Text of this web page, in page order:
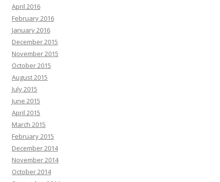
April 2016
February 2016
January 2016
December 2015
November 2015
October 2015
August 2015
July 2015
June 2015
April 2015
March 2015
February 2015
December 2014
November 2014
October 2014